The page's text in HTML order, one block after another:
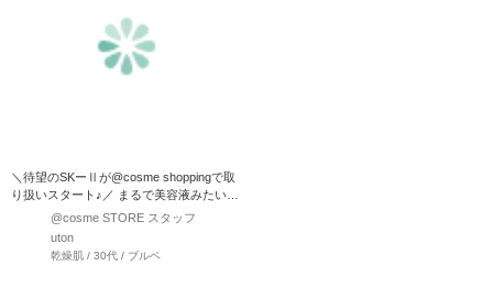
＼待望のSKーⅡが@cosme shoppingで取
り扱いスタート♪／ まるで美容液みたいな
@cosme STORE スタッフ
uton
乾燥肌 / 30代 / ブルベ